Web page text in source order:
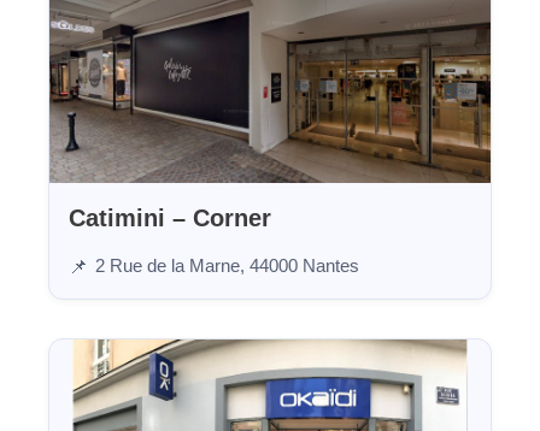
Catimini – Corner
📌 2 Rue de la Marne, 44000 Nantes